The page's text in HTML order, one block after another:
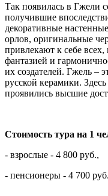
Так появилась в Гжели
получившие
декоративные
орлов, оригинальные
привлекают к себе
фантазией и
их создателей. Гжель –
русской керамики.
проявились высшие
Стоимость тура на 1
- взрослые - 4 800 руб.,
- пенсионеры - 4 700 руб.